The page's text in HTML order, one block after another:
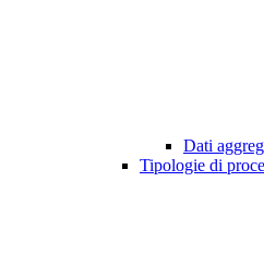
Dati
Tipologie di